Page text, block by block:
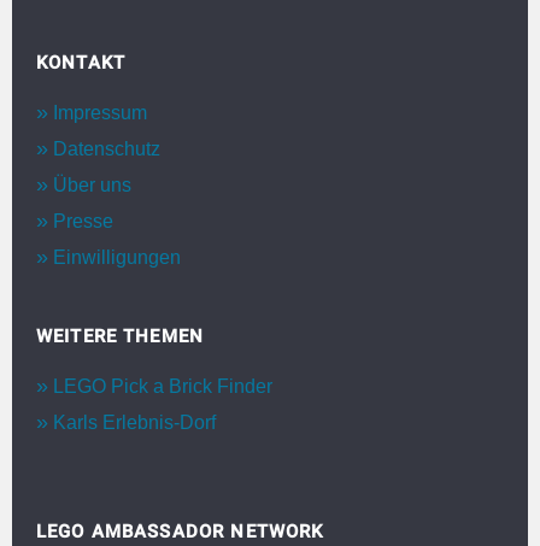
KONTAKT
Impressum
Datenschutz
Über uns
Presse
Einwilligungen
WEITERE THEMEN
LEGO Pick a Brick Finder
Karls Erlebnis-Dorf
LEGO AMBASSADOR NETWORK